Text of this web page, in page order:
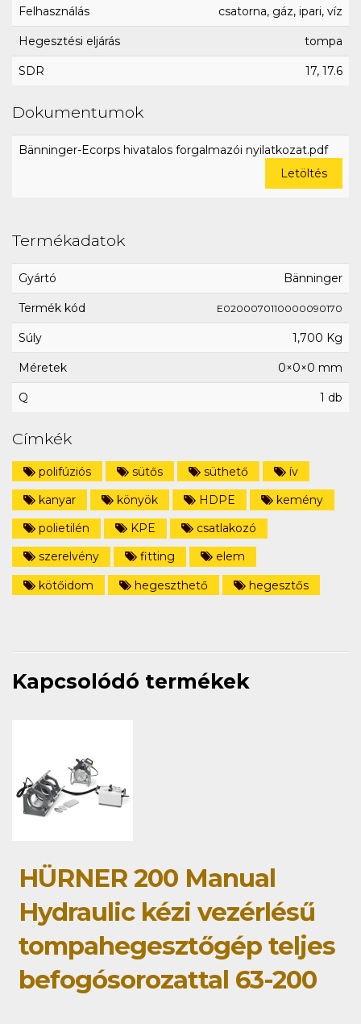
Felhasználás csatorna, gáz, ipari, víz
Hegesztési eljárás tompa
SDR 17, 17.6
Dokumentumok
Bänninger-Ecorps hivatalos forgalmazói nyilatkozat.pdf
Letöltés
Termékadatok
Gyártó Bänninger
Termék kód E0200070110000090170
Súly 1,700 Kg
Méretek 0×0×0 mm
Q 1 db
Címkék
polifúziós sütős süthető
ív
kanyar
könyök HDPE
kemény
polietilén
KPE
csatlakozó
szerelvény
fitting
elem
kötőidom
hegeszthető hegesztős
Kapcsolódó termékek
HÜRNER 200 Manual
Hydraulic kézi vezérlésű
tompahegesztőgép teljes
befogósorozattal 63-200